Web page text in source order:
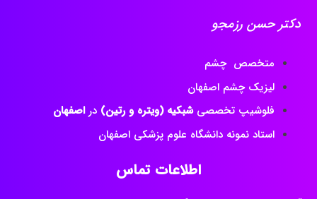
دکتر حسن رزمجو
متخصص چشم
لیزیک چشم اصفهان
فلوشیپ تخصصیشبکیه (ویتره و رتین) دراصفهان
استاد نمونه دانشگاه علوم پزشکی اصفهان
اطلاعات تماس